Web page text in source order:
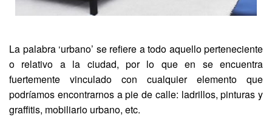
La palabra ‘urbano’ se refiere a todo aquello perteneciente
o relativo a la ciudad, por lo que en se encuentra
fuertemente vinculado con cualquier elemento que
podríamos encontrarnos a pie de calle: ladrillos, pinturas y
graffitis, mobiliario urbano, etc.